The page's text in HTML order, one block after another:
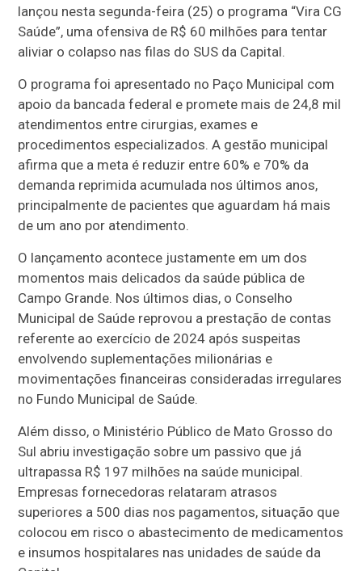
lançou nesta segunda-feira (25) o programa “Vira CG
Saúde”, uma ofensiva de R$ 60 milhões para tentar
aliviar o colapso nas filas do SUS da Capital.
O programa foi apresentado no Paço Municipal com
apoio da bancada federal e promete mais de 24,8 mil
atendimentos entre cirurgias, exames e
procedimentos especializados. A gestão municipal
afirma que a meta é reduzir entre 60% e 70% da
demanda reprimida acumulada nos últimos anos,
principalmente de pacientes que aguardam há mais
de um ano por atendimento.
O lançamento acontece justamente em um dos
momentos mais delicados da saúde pública de
Campo Grande. Nos últimos dias, o Conselho
Municipal de Saúde reprovou a prestação de contas
referente ao exercício de 2024 após suspeitas
envolvendo suplementações milionárias e
movimentações financeiras consideradas irregulares
no Fundo Municipal de Saúde.
Além disso, o Ministério Público de Mato Grosso do
Sul abriu investigação sobre um passivo que já
ultrapassa R$ 197 milhões na saúde municipal.
Empresas fornecedoras relataram atrasos
superiores a 500 dias nos pagamentos, situação que
colocou em risco o abastecimento de medicamentos
e insumos hospitalares nas unidades de saúde da